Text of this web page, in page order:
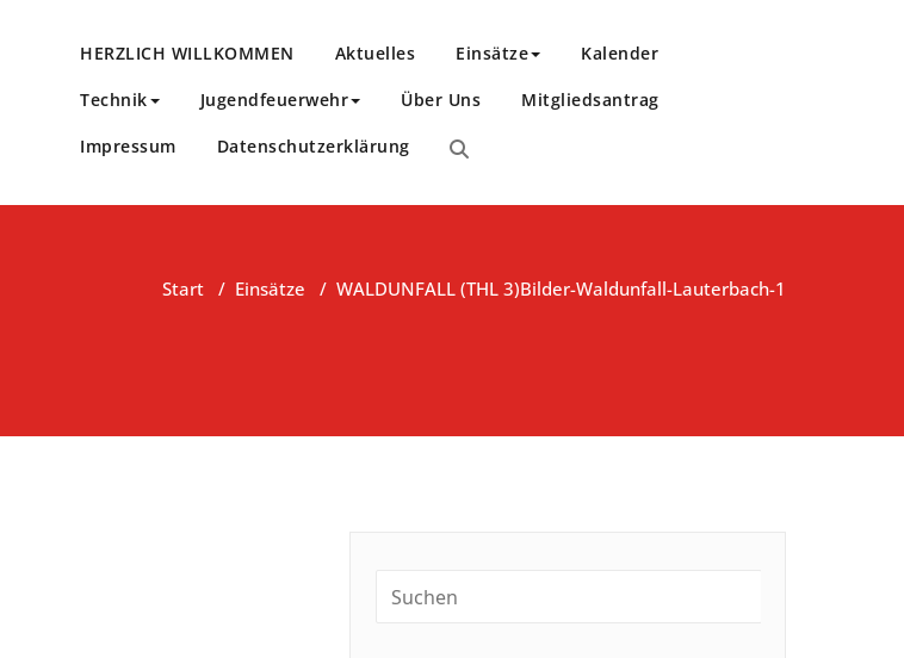
HERZLICH WILLKOMMEN Aktuelles Einsätze Kalender
Technik Jugendfeuerwehr Über Uns Mitgliedsantrag
Impressum Datenschutzerklärung
Start / Einsätze / WALDUNFALL (THL 3)Bilder-Waldunfall-Lauterbach-1